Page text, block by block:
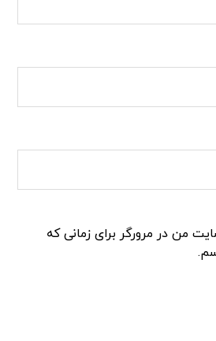
من در مرورگر برای زمانی که